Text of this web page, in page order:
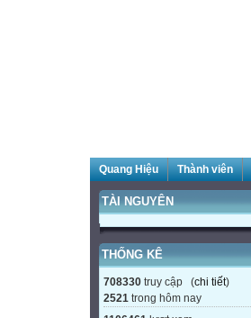
Quang Hiệu Thành viên
TÀI NGUYÊN
THỐNG KÊ
708330 truy cập (chi tiết)
2521 trong hôm nay